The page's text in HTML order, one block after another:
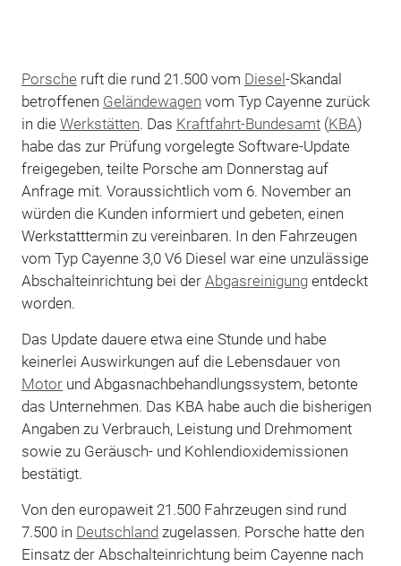
Porsche ruft die rund 21.500 vom Diesel-Skandal
betroffenen Geländewagen vom Typ Cayenne zurück
in die Werkstätten. Das Kraftfahrt-Bundesamt(KBA)
habe das zur Prüfung vorgelegte Software-Update
freigegeben, teilte Porsche am Donnerstag auf
Anfrage mit. Voraussichtlich vom 6. November an
würden die Kunden informiert und gebeten, einen
Werkstatttermin zu vereinbaren. In den Fahrzeugen
vom Typ Cayenne 3,0 V6 Diesel war eine unzulässige
Abschalteinrichtung bei der Abgasreinigungentdeckt
worden.
Das Update dauere etwa eine Stunde und habe
keinerlei Auswirkungen auf die Lebensdauer von
Motorund Abgasnachbehandlungssystem, betonte
das Unternehmen. Das KBA habe auch die bisherigen
Angaben zu Verbrauch, Leistung und Drehmoment
sowie zu Geräusch- und Kohlendioxidemissionen
bestätigt.
Von den europaweit 21.500 Fahrzeugen sind rund
7.500 in Deutschland zugelassen. Porsche hatte den
Einsatz der Abschalteinrichtung beim Cayenne nach